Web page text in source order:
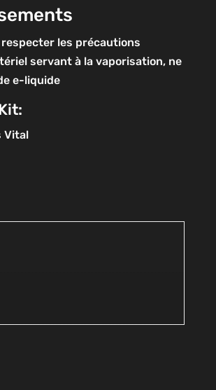
respecter les précautions
servant à la vaporisation, ne
e-liquide
Vital